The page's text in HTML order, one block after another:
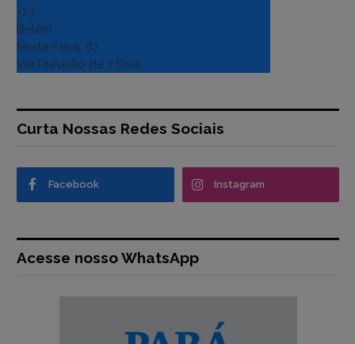
+23°
Belém
Sexta-Feira, 07
Ver Previsão de 7 Dias
Curta Nossas Redes Sociais
Facebook Instagram
Acesse nosso WhatsApp